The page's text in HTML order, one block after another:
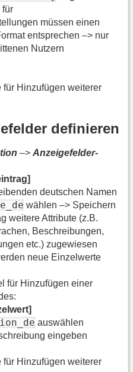
für
müssen einen
entsprechen –> nur
Nutzern
für Hinzufügen weiterer
definieren
–> Anzeigefelder-
deutschen Namen
wählen –> Speichern
weitere Attribute (z.B.
Beschreibungen,
etc.) zugewiesen
neue Einzelwerte
für Hinzufügen einer
auswählen
eingeben
für Hinzufügen weiterer